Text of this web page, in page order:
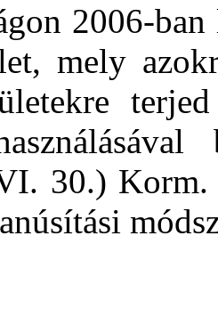
2006-
mely
30.) Korm.